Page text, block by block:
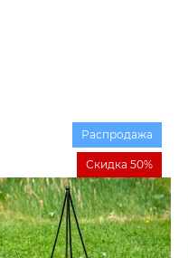
Распродажа
Скидка 50%